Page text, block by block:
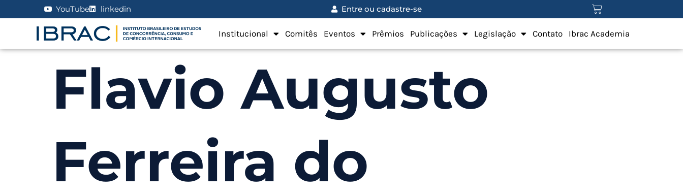
YouTube linkedin Entre ou cadastre-se
Institucional Comitês Eventos Prêmios Publicações Legislação Contato Ibrac Academia
Flavio Augusto
Ferreira do